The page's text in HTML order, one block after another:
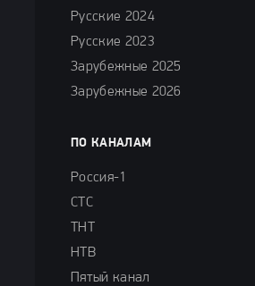
Русские 2024
Русские 2023
Зарубежные 2025
Зарубежные 2026
ПО КАНАЛАМ
Россия-1
СТС
ТНТ
НТВ
Пятый канал